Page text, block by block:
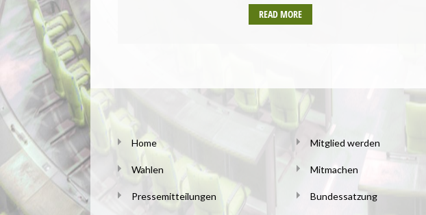
READ MORE
Home
Wahlen
Pressemitteilungen
Mitglied werden
Mitmachen
Bundessatzung